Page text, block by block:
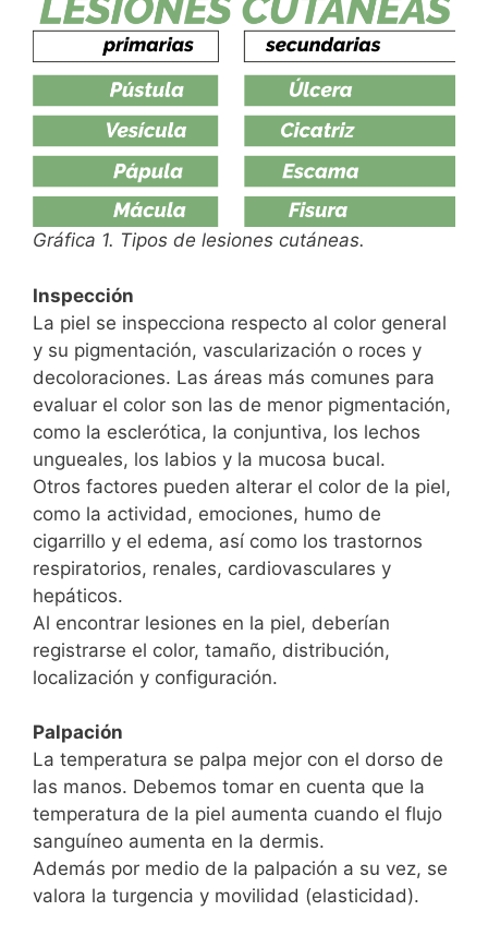
Gráfica 1. Tipos de lesiones cutáneas.
Inspección
La piel se inspecciona respecto al color general
y su pigmentación, vascularización o roces y
decoloraciones. Las áreas más comunes para
evaluar el color son las de menor pigmentación,
como la esclerótica, la conjuntiva, los lechos
ungueales, los labios y la mucosa bucal.
Otros factores pueden alterar el color de la piel,
como la actividad, emociones, humo de
cigarrillo y el edema, así como los trastornos
respiratorios, renales, cardiovasculares y
hepáticos.
Al encontrar lesiones en la piel, deberían
registrarse el color, tamaño, distribución,
localización y configuración.
Palpación
La temperatura se palpa mejor con el dorso de
las manos. Debemos tomar en cuenta que la
temperatura de la piel aumenta cuando el flujo
sanguíneo aumenta en la dermis.
Además por medio de la palpación a su vez, se
valora la turgencia y movilidad (elasticidad).